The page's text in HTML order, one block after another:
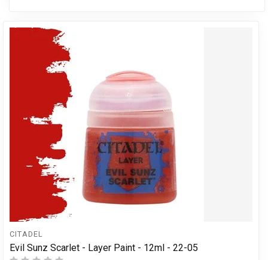
CITADEL
Evil Sunz Scarlet - Layer Paint - 12ml - 22-05